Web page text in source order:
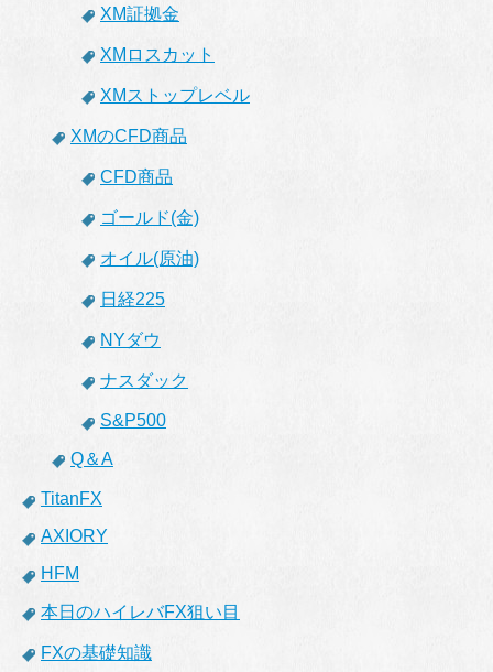
XM証拠金
XMロスカット
XMストップレベル
XMのCFD商品
CFD商品
ゴールド(金)
オイル(原油)
日経225
NYダウ
ナスダック
S&P500
Q＆A
TitanFX
AXIORY
HFM
本日のハイレバFX狙い目
FXの基礎知識